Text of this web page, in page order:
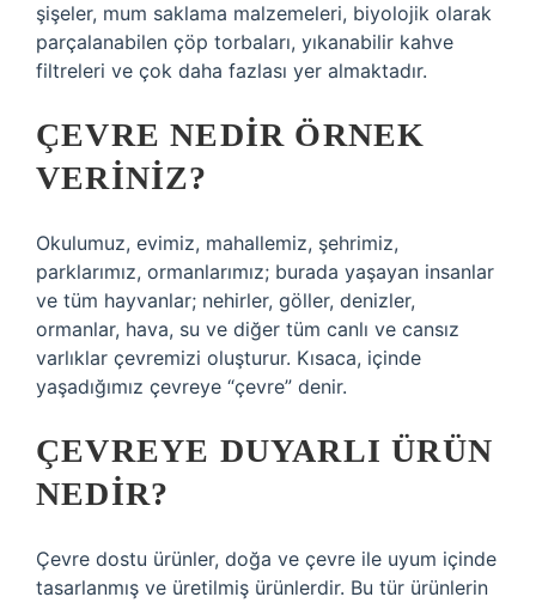
şişeler, mum saklama malzemeleri, biyolojik olarak
parçalanabilen çöp torbaları, yıkanabilir kahve
filtreleri ve çok daha fazlası yer almaktadır.
ÇEVRE NEDIR ÖRNEK
VERINIZ?
Okulumuz, evimiz, mahallemiz, şehrimiz,
parklarımız, ormanlarımız; burada yaşayan insanlar
ve tüm hayvanlar; nehirler, göller, denizler,
ormanlar, hava, su ve diğer tüm canlı ve cansız
varlıklar çevremizi oluşturur. Kısaca, içinde
yaşadığımız çevreye “çevre” denir.
ÇEVREYE DUYARLI ÜRÜN
NEDIR?
Çevre dostu ürünler, doğa ve çevre ile uyum içinde
tasarlanmış ve üretilmiş ürünlerdir. Bu tür ürünlerin